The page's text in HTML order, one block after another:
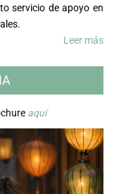
servicio de apoyo en
Leer más
aquí